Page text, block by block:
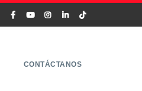
CONTÁCTANOS